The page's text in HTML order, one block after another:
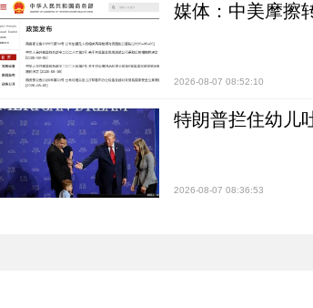
媒体：中美摩擦
2026-08-07 08:52:10
特朗普拦住幼儿
2026-08-07 08:36:53